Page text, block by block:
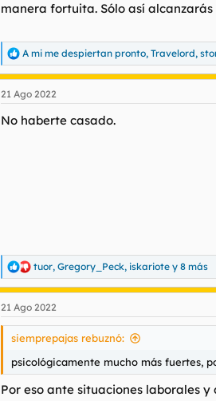
manera fortuita. Sólo así
R
e
a
c
i
A mi me despiertan pronto, Travelord,
21 Ago 2022
No haberte casado.
R
e
a
c
c
e
s
tuor, Gregory_Peck, iskariote y 8 más
21 Ago 2022
siemprepajas rebuznó:
psicológicamente mucho más fuertes,
Por eso ante situaciones laborales